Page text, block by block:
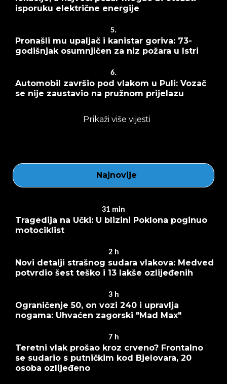
isporuku električne energije
5.
Pronašli mu upaljač i kanistar goriva: 73-
godišnjak osumnjičen za niz požara u Istri
6.
Automobil završio pod vlakom u Puli: Vozač
se nije zaustavio na pružnom prijelazu
Prikaži više vijesti
Najnovije
31 min
Tragedija na Učki: U blizini Poklona poginuo
motociklist
2 h
Novi detalji strašnog sudara vlakova: Medved
potvrdio šest teško i 13 lakše ozlijeđenih
3 h
Ograničenje 50, on vozi 240 i upravlja
nogama: Uhvaćen zagorski "Mad Max"
7 h
Teretni vlak prošao kroz crveno? Frontalno
se sudario s putničkim kod Bjelovara, 20
osoba ozlijeđeno